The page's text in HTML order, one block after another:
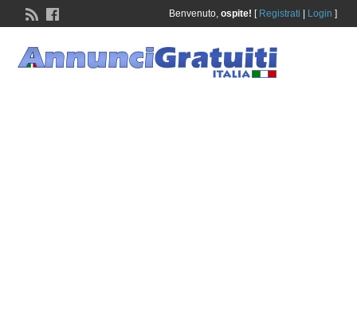
Benvenuto, ospite! [ Registrati Login ]